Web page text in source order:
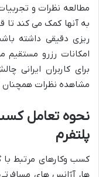
مطالعه نظرات و
به آنها کمک می کند تا
ریزی دقیقی داشته
امکانات رزرو
برای کاربران ایرانی
مشاهده نظرات همچنان
نحوه تعامل کسب
پلتفرم
کسب وکارهای مرتبط با
ها، آژانس های